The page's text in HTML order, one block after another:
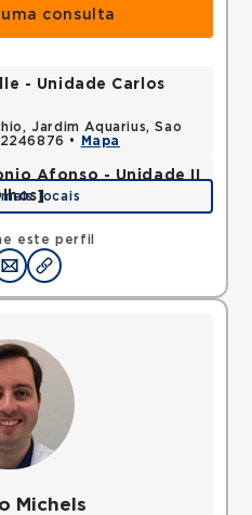
consulta
este perfil
- Unidade Carlos
Jardim Aquarius, Sao
•
Mapa
Afonso - Unidade II
Centro, Jacarei, SP,
locais
Michels